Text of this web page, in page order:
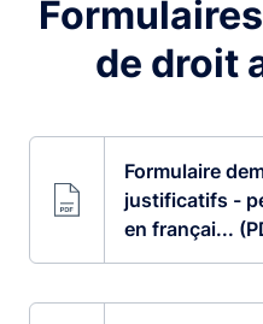
de droit
Formulaire
justificatifs -
en françai...